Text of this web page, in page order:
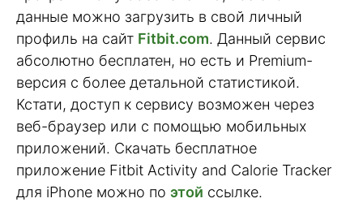
данные можно загрузить в свой личный
профиль на сайт Fitbit.com. Данный сервис
абсолютно бесплатен, но есть и Premium-
версия с более детальной статистикой.
Кстати, доступ к сервису возможен через
веб-браузер или с помощью мобильных
приложений. Скачать бесплатное
приложение Fitbit Activity and Calorie Tracker
для iPhone можно по этой ссылке.